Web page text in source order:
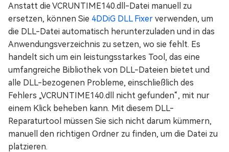
Anstatt die VCRUNTIME140.dll-Datei manuell zu
ersetzen, können Sie 4DDiG DLL Fixer verwenden, um
die DLL-Datei automatisch herunterzuladen und in das
Anwendungsverzeichnis zu setzen, wo sie fehlt. Es
handelt sich um ein leistungsstarkes Tool, das eine
umfangreiche Bibliothek von DLL-Dateien bietet und
alle DLL-bezogenen Probleme, einschließlich des
Fehlers „VCRUNTIME140.dll nicht gefunden“, mit nur
einem Klick beheben kann. Mit diesem DLL-
Reparaturtool müssen Sie sich nicht darum kümmern,
manuell den richtigen Ordner zu finden, um die Datei zu
platzieren.